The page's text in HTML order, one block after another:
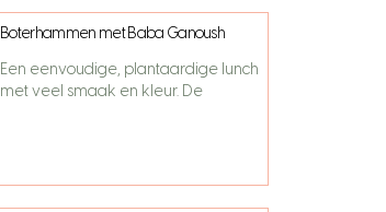
Boterhammen met Baba Ganoush
Een eenvoudige, plantaardige lunch
met veel smaak en kleur. De